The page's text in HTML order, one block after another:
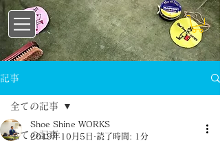
記事
全ての記事
全ての記事
Shoe Shine WORKS
2019年10月5日 読了時間: 1分